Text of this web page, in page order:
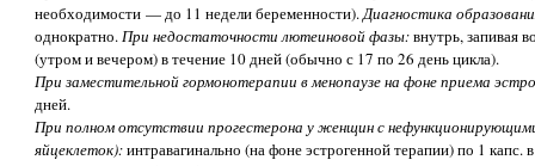
необходимости — до 11 недели беременности). Диагностика
однократно. При недостаточности лютеиновой фазы:внутрь, запивая
(утром и вечером) в течение 10 дней (обычно с 17 по 26 день цикла).
При заместительной гормонотерапии в менопаузе на фоне приема
дней.
При полном отсутствии прогестерона у женщин с
яйцеклеток):интравагинально (на фоне эстрогенной терапии) по 1 капс.